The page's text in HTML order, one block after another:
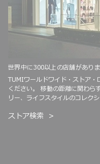
世界中に300以上の店舗がありま
TUMIワールドワイド・ストア・
ください。 移動の距離に関わら
リー、ライフスタイルのコレク
ストア検索